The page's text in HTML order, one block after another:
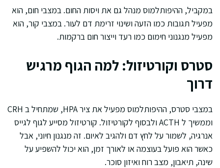
במקביל, ההיפותלמוס מנהל גם את ויסות החום. במצבי חום, הוא
מפעיל תגובות כמו הזעה ושינוי זרימת דם לעור. במצבי קור, הוא
מפעיל מנגנוני חימום כמו רעד וייצור חום ברקמות.
סטרס וקורטיזול: למה הגוף מרגיש
דרוך
במצבי סטרס, ההיפותלמוס מפעיל את ציר HPA, שמתחיל ב CRH
וממשיך ל ACTH ולבסוף לקורטיזול. קורטיזול מסייע לגוף לגייס
אנרגיה, לשמור על לחץ דם ולהגיב לאיום. זה מנגנון חיוני, אבל
כאשר הוא פועל בעוצמה או לאורך זמן, הוא יכול להשפיע על
שינה, תיאבון, מצב רוח ואיזון סוכר.